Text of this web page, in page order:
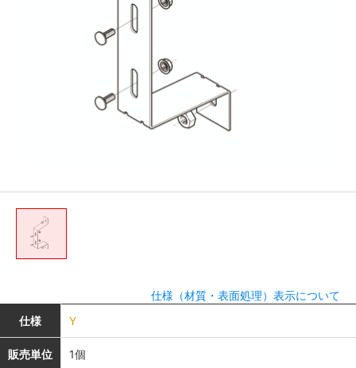
仕様（材質・表面処理）表示について
仕様
Y
販売単位 1個